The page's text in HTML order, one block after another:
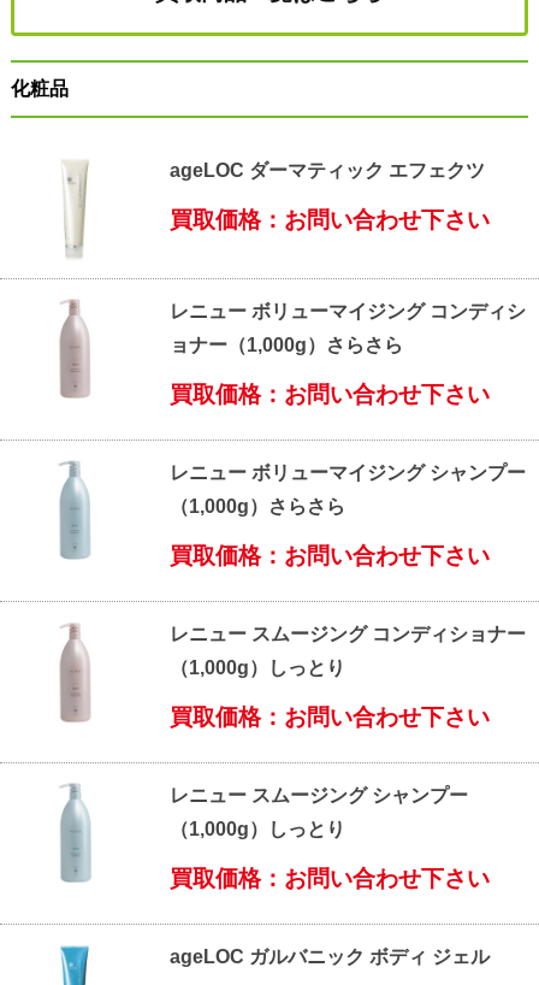
化粧品
ageLOC ダーマティック エフェクツ
買取価格：お問い合わせ下さい
レニュー ボリューマイジング コンディシ
ョナー（1,000g）さらさら
買取価格：お問い合わせ下さい
レニュー ボリューマイジング シャンプー
（1,000g）さらさら
買取価格：お問い合わせ下さい
レニュー スムージング コンディショナー
（1,000g）しっとり
買取価格：お問い合わせ下さい
レニュー スムージング シャンプー
（1,000g）しっとり
買取価格：お問い合わせ下さい
ageLOC ガルバニック ボディ ジェル